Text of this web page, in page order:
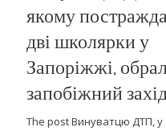
якому
дві школярки у
Запоріжжі,
запобіжний
The post Винуватцю ДТП, у